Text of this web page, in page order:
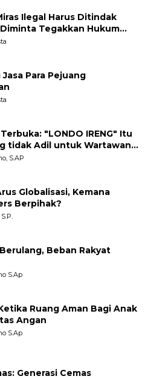
Ilegal Harus Ditindak
Diminta Tegakkan Hukum
Bulu
Para Pejuang
"LONDO IRENG" Itu
LSM
S.AP
Globalisasi, Kemana
Berpihak?
Beban Rakyat
S.Ap
Ruang Aman Bagi Anak
Angan
S.Ap
Generasi Cemas